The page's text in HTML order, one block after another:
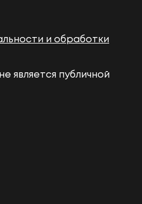
и обработки
является публичной